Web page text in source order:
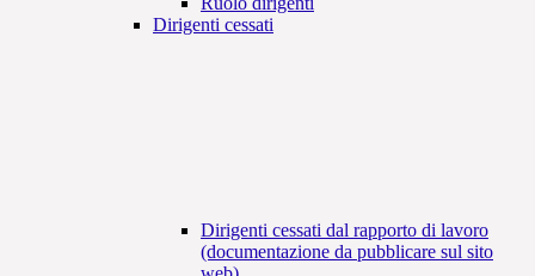
Dirigenti cessati
Dirigenti cessati dal rapporto di lavoro
(documentazione da pubblicare sul sito